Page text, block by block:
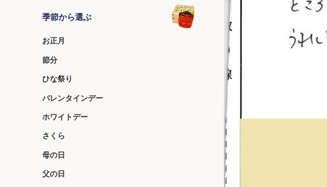
季節から選ぶ
お正月
節分
ひな祭り
バレンタインデー
ホワイトデー
さくら
母の日
父の日